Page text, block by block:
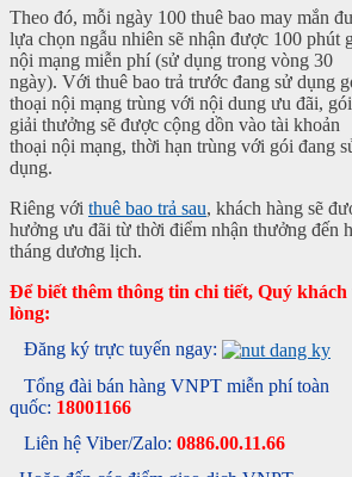
Theo đó, mỗi ngày 100 thuê bao may mắn
lựa chọn ngẫu nhiên sẽ nhận được 100 phút
nội mạng miễn phí (sử dụng trong vòng 30
ngày). Với thuê bao trả trước đang sử dụng
thoại nội mạng trùng với nội dung ưu đãi, gói
giải thưởng sẽ được cộng dồn vào tài khoản
thoại nội mạng, thời hạn trùng với gói đang
dụng.
Riêng với thuê bao trả sau, khách hàng sẽ
hưởng ưu đãi từ thời điểm nhận thưởng đến
tháng dương lịch.
Để biết thêm thông tin chi tiết, Quý khách
lòng:
Đăng ký trực tuyến ngay:
Tổng đài bán hàng VNPT miễn phí toàn
quốc: 18001166
Liên hệ Viber/Zalo: 0886.00.11.66